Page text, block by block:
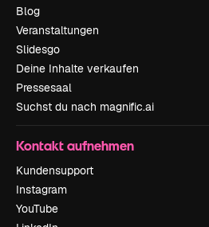
Blog
Veranstaltungen
Slidesgo
Deine Inhalte verkaufen
Pressesaal
Suchst du nach magnific.ai
Kontakt aufnehmen
Kundensupport
Instagram
YouTube